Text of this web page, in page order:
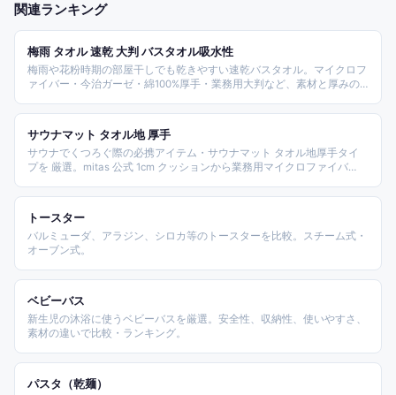
関連ランキング
梅雨 タオル 速乾 大判 バスタオル吸水性
梅雨や花粉時期の部屋干しでも乾きやすい速乾バスタオル。マイクロフ
ァイバー・今治ガーゼ・綿100%厚手・業務用大判など、素材と厚みの
く整理しました。
サウナマット タオル地 厚手
サウナでくつろぐ際の必携アイテム・サウナマット タオル地厚手タイ
プを 厳選。mitas 公式 1cm クッションから業務用マイクロファイバ
折りたたみおしゃれまで価格・サイズ・素材で比較したランキング。
トースター
バルミューダ、アラジン、シロカ等のトースターを比較。スチーム式・
オーブン式。
ベビーバス
新生児の沐浴に使うベビーバスを厳選。安全性、収納性、使いやすさ、
素材の違いで比較・ランキング。
パスタ（乾麺）